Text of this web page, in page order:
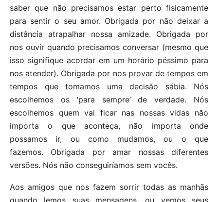
saber que não precisamos estar perto fisicamente
para sentir o seu amor. Obrigada por não deixar a
distância atrapalhar nossa amizade. Obrigada por
nos ouvir quando precisamos conversar (mesmo que
isso signifique acordar em um horário péssimo para
nos atender). Obrigada por nos provar de tempos em
tempos que tomamos uma decisão sábia. Nós
escolhemos os ‘para sempre’ de verdade. Nós
escolhemos quem vai ficar nas nossas vidas não
importa o que aconteça, não importa onde
possamos ir, ou como mudamos, ou o que
fazemos. Obrigada por amar nossas diferentes
versões. Nós não conseguiríamos sem vocês.
Aos amigos que nos fazem sorrir todas as manhãs